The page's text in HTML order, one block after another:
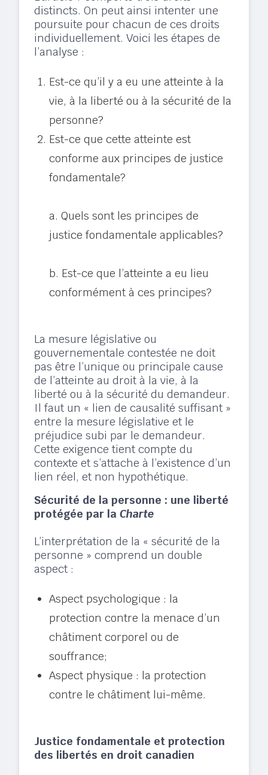
distincts. On peut ainsi intenter une
poursuite pour chacun de ces droits
individuellement. Voici les étapes de
l’analyse :​
Est-ce qu’il y a eu une atteinte à la
vie, à la liberté ou à la sécurité de la
personne?​
Est-ce que cette atteinte est
conforme aux principes de justice
fondamentale?​
a. Quels sont les principes de
justice fondamentale applicables?​
b. Est-ce que l’atteinte a eu lieu
conformément à ces principes?​
La mesure législative ou
gouvernementale contestée ne doit
pas être l’unique ou principale cause
de l’atteinte au droit à la vie, à la
liberté ou à la sécurité du demandeur.
Il faut un « lien de causalité suffisant »
entre la mesure législative et le
préjudice subi par le demandeur.
Cette exigence tient compte du
contexte et s’attache à l’existence d’un
lien réel, et non hypothétique. ​
Sécurité de la personne : une liberté
protégée par laCharte
L’interprétation de la « sécurité de la
personne » comprend un double
aspect :​
Aspect psychologique : la
protection contre la menace d’un
châtiment corporel ou de
souffrance;​
Aspect physique : la protection
contre le châtiment lui-même.​
Justice fondamentale et protection
des libertés en droit canadien